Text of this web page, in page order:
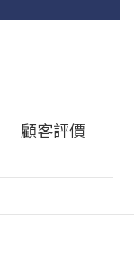
顧客評價